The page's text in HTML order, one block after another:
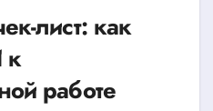
лист: как
к
работе